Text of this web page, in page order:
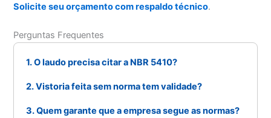
Solicite seu orçamento com respaldo técnico.
Perguntas Frequentes
1. O laudo precisa citar a NBR 5410?
2. Vistoria feita sem norma tem validade?
3. Quem garante que a empresa segue as normas?